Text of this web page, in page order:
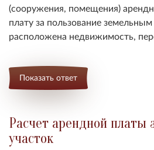
(сооружения, помещения)
плату за пользование
расположена недвижимость,
Показать ответ
Расчет арендной платы
участок